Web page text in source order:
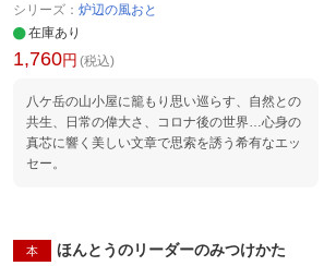
シリーズ： 炉辺の風おと
在庫あり
1,760円 (税込)
八ケ岳の山小屋に籠もり思い巡らす、自然との
共生、日常の偉大さ、コロナ後の世界…心身の
真芯に響く美しい文章で思索を誘う希有なエッ
セー。
本 ほんとうのリーダーのみつけかた